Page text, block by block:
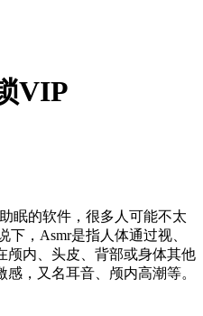
VIP
眠的软件，很多人可能不太
下，Asmr是指人体通过视、
颅内、头皮、背部或身体其他
，又名耳音、颅内高潮等。